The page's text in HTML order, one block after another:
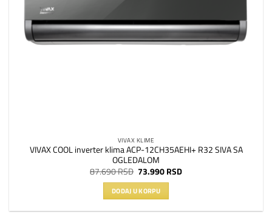
VIVAX KLIME
VIVAX COOL inverter klima ACP-12CH35AEHI+ R32 SIVA SA
OGLEDALOM
87.690RSD Originalna
cena
je
bila:
87.690 RSD.
73.990 RSDTrenutna
DODAJ U KORPU